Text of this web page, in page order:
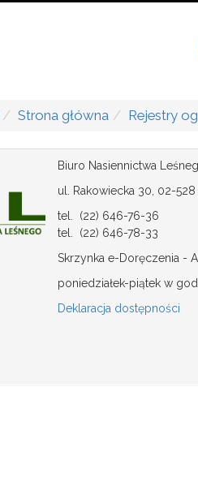
Strona główna Rejestry
Biuro Nasiennictwa
ul. Rakowiecka 30, 02-528
tel. (22) 646-76-36
tel. (22) 646-78-33
Skrzynka e-Doręczenia -
poniedziałek-piątek w
Deklaracja dostępności